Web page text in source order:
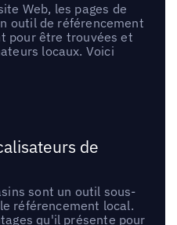
Web, les pages de
outil de référencement
pour être trouvées et
locaux. Voici
de
sont un outil sous-
référencement local.
qu'il présente pour